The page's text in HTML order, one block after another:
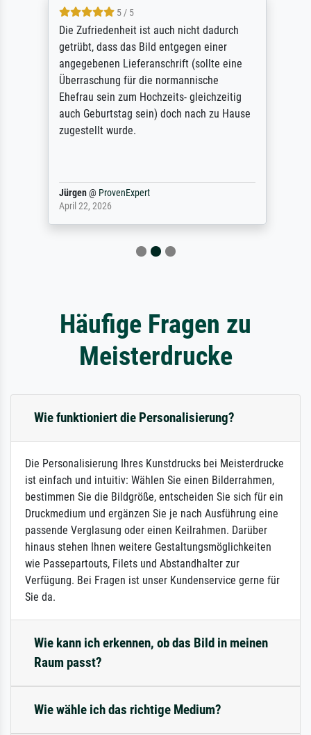
5 / 5
Die Zufriedenheit ist auch nicht dadurch
getrübt, dass das Bild entgegen einer
angegebenen Lieferanschrift (sollte eine
Überraschung für die normannische
Ehefrau sein zum Hochzeits- gleichzeitig
auch Geburtstag sein) doch nach zu Hause
zugestellt wurde.
Jürgen@ ProvenExpert
April 22, 2026
Häufige Fragen zu
Meisterdrucke
Wie funktioniert die Personalisierung?
Die Personalisierung Ihres Kunstdrucks bei Meisterdrucke
ist einfach und intuitiv: Wählen Sie einen Bilderrahmen,
bestimmen Sie die Bildgröße, entscheiden Sie sich für ein
Druckmedium und ergänzen Sie je nach Ausführung eine
passende Verglasung oder einen Keilrahmen. Darüber
hinaus stehen Ihnen weitere Gestaltungsmöglichkeiten
wie Passepartouts, Filets und Abstandhalter zur
Verfügung. Bei Fragen ist unser Kundenservice gerne für
Sie da.
Wie kann ich erkennen, ob das Bild in meinen
Raum passt?
Wie wähle ich das richtige Medium?